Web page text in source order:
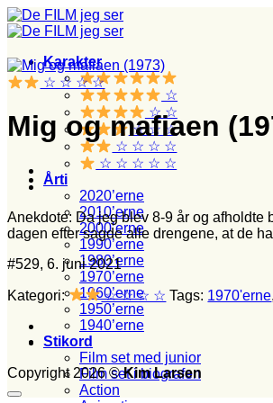
Fortsæt
til
Karakter
☆
☆ ☆
☆ ☆ ☆
☆ ☆ ☆ ☆
☆ ☆ ☆ ☆ ☆
Årti
2020’erne
2010’erne
2000’erne
1990’erne
1980’erne
1970’erne
1960’erne
1950’erne
1940’erne
Stikord
Film set med junior
Film set i biografen
Action
☆ ☆ ☆ ☆
Mig og mafiaen
Anekdote: Da jeg blev 8-9 år og afholdte
dagen efter sagde alle drengene, at de
#529, 6. juni 2021
Kategori: ☆ ☆ ☆ ☆ Tags: 1970'erne,
Copyright 2026 ©Kim Larsen